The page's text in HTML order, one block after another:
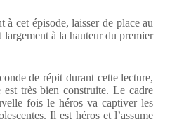
à cet épisode, laisser de place au
largement à la hauteur du premier
de répit durant cette lecture,
est très bien construite. Le cadre
fois le héros va captiver les
Il est héros et l’assume